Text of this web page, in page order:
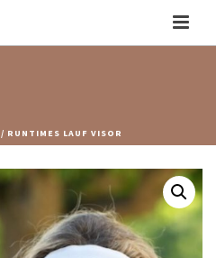
/ RUNTIMES LAUF VISOR